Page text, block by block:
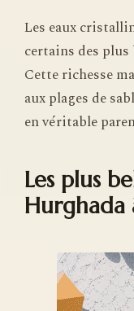
Les eaux
certains des
Cette richesse
aux plages de
en véritable
Les plus
Hurghada